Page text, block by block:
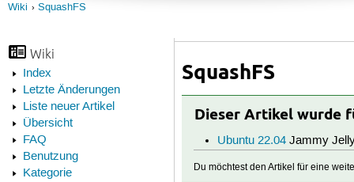
Wiki SquashFS
Wiki
Index
Letzte Änderungen
Liste neuer Artikel
Übersicht
FAQ
Benutzung
Kategorie
SquashFS
Dieser Artikel wurde
Ubuntu 22.04Jammy
Du möchtest den Artikel für eine